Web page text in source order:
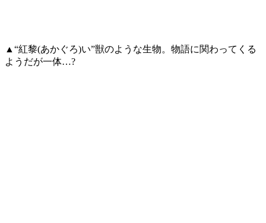
▲“紅黎(あかぐろ)い”獣のような生物。物語に関わってくる
ようだが一体…?